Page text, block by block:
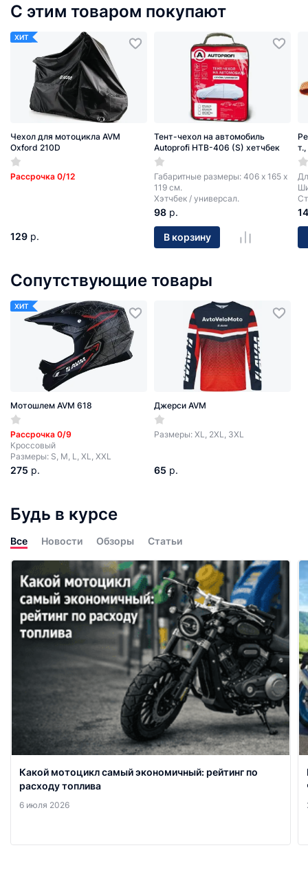
С этим товаром покупают
ХИТ
Чехол для мотоцикла AVM
Oxford 210D
Рассрочка 0/12
129 р.
Тент-чехол на автомобиль
Autoprofi HTB-406 (S) хетчбек
Габаритные размеры: 406 х 165 х
119 см.
Хэтчбек / универсал.
98 р.
В корзину
14
Сопутствующие товары
ХИТ
Мотошлем AVM 618
Рассрочка 0/9
Кроссовый
Размеры: S, M, L, XL, XXL
275 р.
Джерси AVM
Размеры: XL, 2XL, 3XL
65 р.
Будь в курсе
Все Новости Обзоры Статьи
Какой мотоцикл самый экономичный: рейтинг по
расходу топлива
6 июля 2026